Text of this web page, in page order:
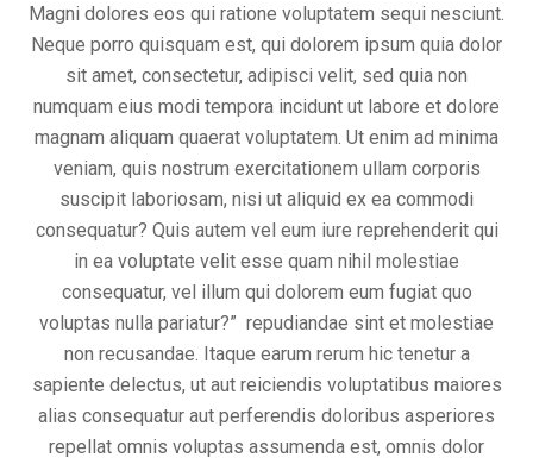
Magni dolores eos qui ratione voluptatem sequi nesciunt.
Neque porro quisquam est, qui dolorem ipsum quia dolor
sit amet, consectetur, adipisci velit, sed quia non
numquam eius modi tempora incidunt ut labore et dolore
magnam aliquam quaerat voluptatem. Ut enim ad minima
veniam, quis nostrum exercitationem ullam corporis
suscipit laboriosam, nisi ut aliquid ex ea commodi
consequatur? Quis autem vel eum iure reprehenderit qui
in ea voluptate velit esse quam nihil molestiae
consequatur, vel illum qui dolorem eum fugiat quo
voluptas nulla pariatur?” repudiandae sint et molestiae
non recusandae. Itaque earum rerum hic tenetur a
sapiente delectus, ut aut reiciendis voluptatibus maiores
alias consequatur aut perferendis doloribus asperiores
repellat omnis voluptas assumenda est, omnis dolor